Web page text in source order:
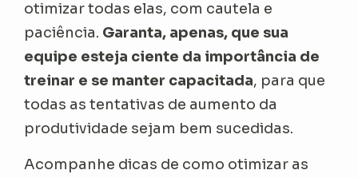
otimizar todas elas, com cautela e
paciência. Garanta, apenas, que sua
equipe esteja ciente da importância de
treinar e se manter capacitada, para que
todas as tentativas de aumento da
produtividade sejam bem sucedidas.
Acompanhe dicas de como otimizar as